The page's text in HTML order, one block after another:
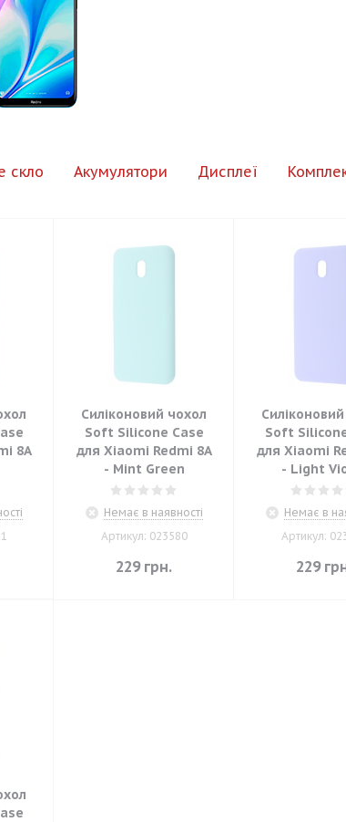
скло Акумулятори Дисплеї
8A
Силіконовий чохол
Soft Silicone Case
для Xiaomi Redmi 8A
- Mint Green
Немає в наявності
Артикул: 023580
229грн.
Soft
для Xiaomi
- Light
Немає в
Артикул:
229